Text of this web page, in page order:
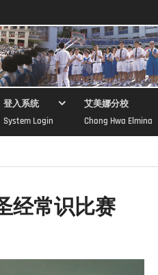
登入系统
System Login
艾美娜分校
Chong Hwa Elmina
经常识比赛